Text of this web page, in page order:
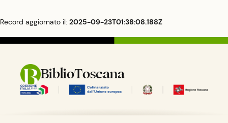
Record aggiornato il: 2025-09-23T01:38:08.188Z
BiblioToscana